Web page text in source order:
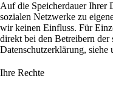
Auf die Speicherdauer Ihrer
sozialen Netzwerke zu
wir keinen Einfluss. Für
direkt bei den Betreibern
Datenschutzerklärung, siehe
Ihre Rechte